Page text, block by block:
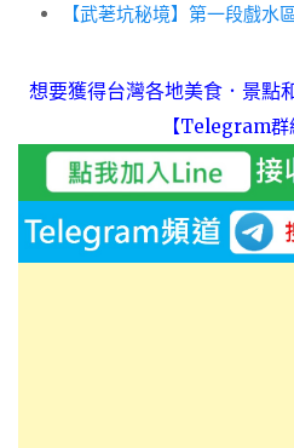
【武荖坑秘境】第一段戲水
想要獲得台灣各地美食．景點
【Telegram群